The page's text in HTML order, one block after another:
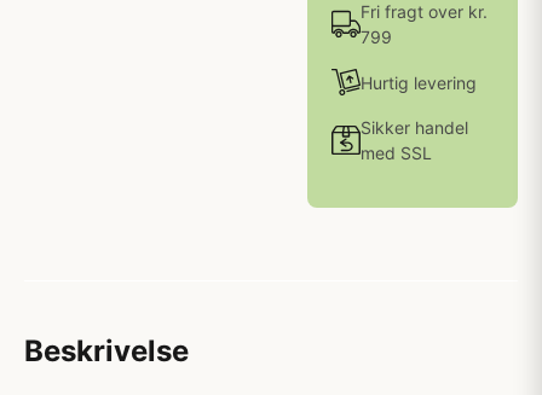
Fri fragt over kr.
799
Hurtig levering
Sikker handel
med SSL
Beskrivelse